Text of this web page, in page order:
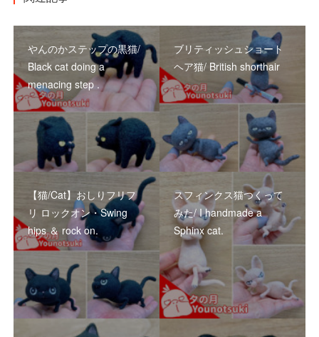
やんのかステップの黒猫/
Black cat doing a
menacing step .
ブリティッシュショート
ヘア猫/ British shorthair
【猫/Cat】おしりフリフ
リ ロックオン・Swing
hips ＆ rock on.
スフィンクス猫つくって
みた/ I handmade a
Sphinx cat.